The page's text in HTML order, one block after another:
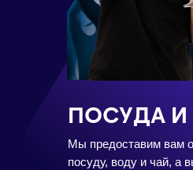
Мы предоставим вам
посуду, воду и чай, а
ПОСУДА И